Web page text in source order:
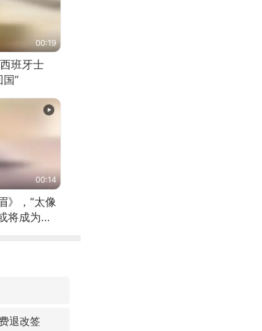
00:19
班牙士
”
00:14
》，“太像
将成为首
退改签